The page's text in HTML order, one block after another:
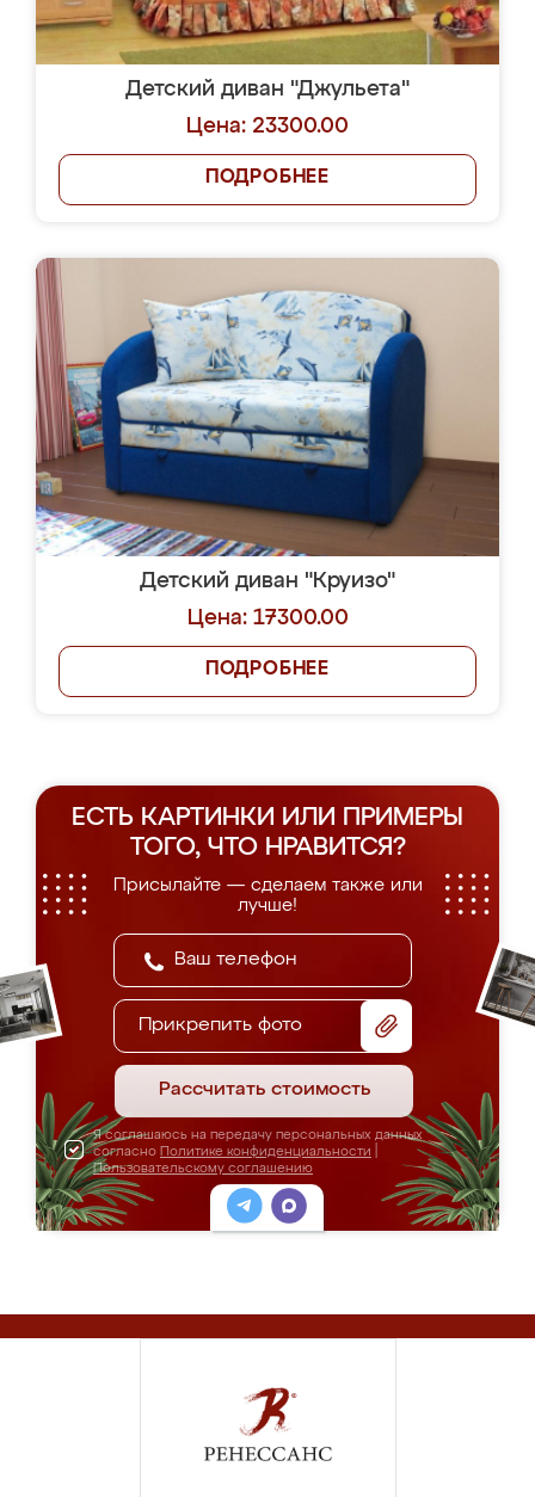
Детский диван "Джульета"
Цена: 23300.00
ПОДРОБНЕЕ
Детский диван "Круизо"
Цена: 17300.00
ПОДРОБНЕЕ
ЕСТЬ КАРТИНКИ ИЛИ ПРИМЕРЫ
ТОГО, ЧТО НРАВИТСЯ?
Присылайте — сделаем также или
лучше!
Прикрепить фото
Рассчитать стоимость
Я соглашаюсь на передачу персональных данных
согласно Политике конфиденциальности
Пользовательскому соглашению